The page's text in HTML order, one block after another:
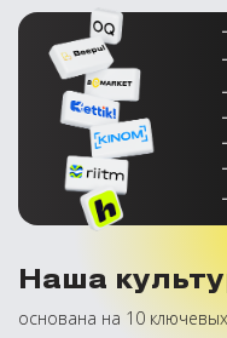
Наша
основана на 10